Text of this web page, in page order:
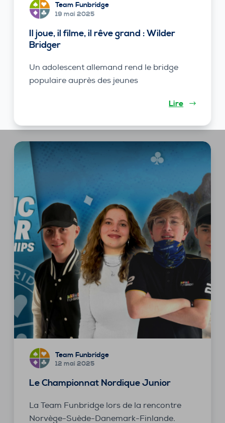
Team Funbridge
19 mai 2025
Il joue, il filme, il rêve grand : Wilder
Bridger
Un adolescent allemand rend le bridge
populaire auprès des jeunes
Lire
Team Funbridge
12 mai 2025
Le Championnat Nordique Junior
La Team Funbridge lors de la rencontre
Norvège-Suède-Danemark-Finlande.